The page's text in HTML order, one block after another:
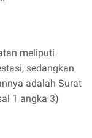
meliputi
sedangkan
adalah Surat
1 angka 3)